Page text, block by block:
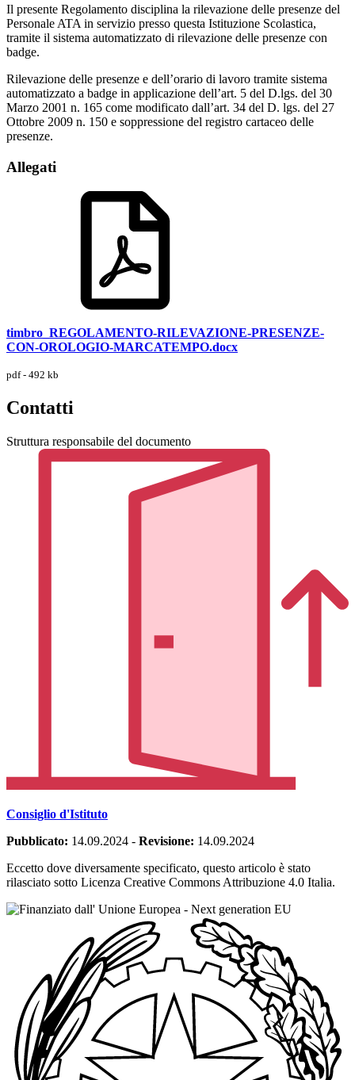
Il presente Regolamento disciplina la rilevazione delle presenze del
Personale ATA in servizio presso questa Istituzione Scolastica,
tramite il sistema automatizzato di rilevazione delle presenze con
badge.
Rilevazione delle presenze e dell’orario di lavoro tramite sistema
automatizzato a badge in applicazione dell’art. 5 del D.lgs. del 30
Marzo 2001 n. 165 come modificato dall’art. 34 del D. lgs. del 27
Ottobre 2009 n. 150 e soppressione del registro cartaceo delle
presenze.
Allegati
timbro_REGOLAMENTO-RILEVAZIONE-PRESENZE-
CON-OROLOGIO-MARCATEMPO.docx
pdf - 492 kb
Contatti
Struttura responsabile del documento
Consiglio d'Istituto
Pubblicato: 14.09.2024 - Revisione: 14.09.2024
Eccetto dove diversamente specificato, questo articolo è stato
rilasciato sotto Licenza Creative Commons Attribuzione 4.0 Italia.